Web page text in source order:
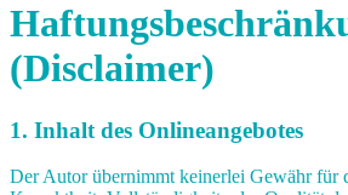
(Disclaimer)
1. Inhalt des Onlineangebotes
Der Autor übernimmt keinerlei Gewähr für